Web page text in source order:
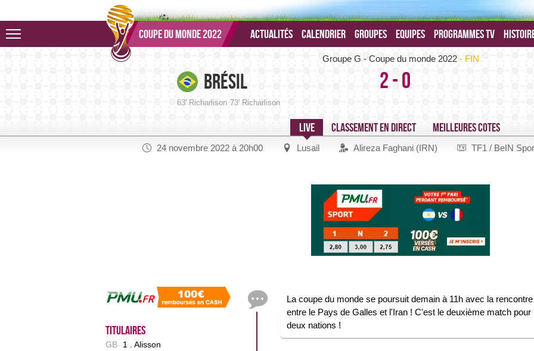
Aller au menu
Coupe du monde 2022 Actualités Calendrier Groupes Equipes Programmes TV
Brésil-Serbie -
Groupe G - Coupe du monde 2022
FIN
Brésil 2-0
63' Richarlison 73' Richarlison
24 novembre 2022 à 20h00 Lusail Alireza Faghani (IRN) TF1 / BeIN
Titulaires
GB
1 . Alisson
La coupe du monde se poursuit demain à 11h avec la rencontre
entre le Pays de Galles et l'Iran ! C'est le deuxième match pour
deux nations !